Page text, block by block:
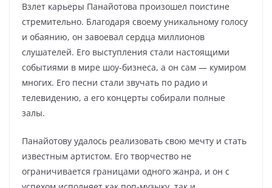
Взлет карьеры Панайотова произошел поистине
стремительно. Благодаря своему уникальному голосу
и обаянию, он завоевал сердца миллионов
слушателей. Его выступления стали настоящими
событиями в мире шоу-бизнеса, а он сам — кумиром
многих. Его песни стали звучать по радио и
телевидению, а его концерты собирали полные
залы.
Панайотову удалось реализовать свою мечту и стать
известным артистом. Его творчество не
ограничивается границами одного жанра, и он с